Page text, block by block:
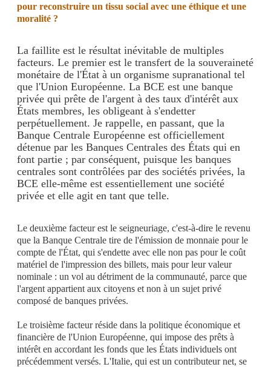
pour reconstruire un tissu social avec une éthique et une
moralité ?
La faillite est le résultat inévitable de multiples
facteurs. Le premier est le transfert de la souveraineté
monétaire de l'État à un organisme supranational tel
que l'Union Européenne. La BCE est une banque
privée qui prête de l'argent à des taux d'intérêt aux
États membres, les obligeant à s'endetter
perpétuellement. Je rappelle, en passant, que la
Banque Centrale Européenne est officiellement
détenue par les Banques Centrales des États qui en
font partie ; par conséquent, puisque les banques
centrales sont contrôlées par des sociétés privées, la
BCE elle-même est essentiellement une société
privée et elle agit en tant que telle.
Le deuxième facteur est le seigneuriage, c'est-à-dire le revenu
que la Banque Centrale tire de l'émission de monnaie pour le
compte de l'État, qui s'endette avec elle non pas pour le coût
matériel de l'impression des billets, mais pour leur valeur
nominale : un vol au détriment de la communauté, parce que
l'argent appartient aux citoyens et non à un sujet privé
composé de banques privées.
Le troisième facteur réside dans la politique économique et
financière de l'Union Européenne, qui impose des prêts à
intérêt en accordant les fonds que les États individuels ont
précédemment versés. L'Italie, qui est un contributeur net, se